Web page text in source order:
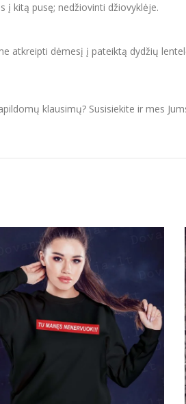
į kitą pusę; nedžiovinti džiovyklėje.
atkreipti dėmesį į pateiktą dydžių
klausimų? Susisiekite ir mes